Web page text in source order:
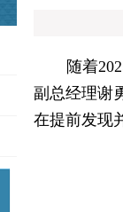
随着
副总经理谢
在提前发现